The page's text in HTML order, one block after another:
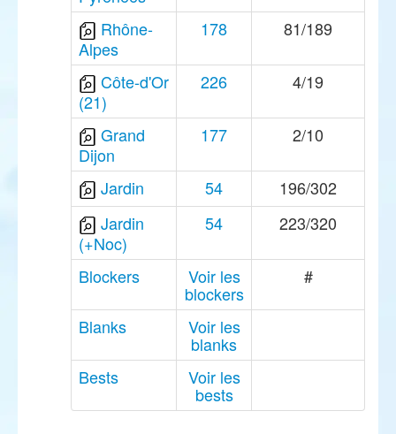
Rhône-
Alpes
178 81/189
Côte-d'Or
(21)
226 4/19
Grand
Dijon
177 2/10
Jardin 54
196/302
Jardin
(+Noc)
54 223/320
Blockers Voir les
blockers
#
Blanks Voir les
blanks
Bests
Voir les
bests